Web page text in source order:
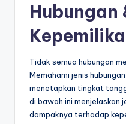
Hubungan
Tidak semua hubungan
Memahami jenis
menetapkan tingkat
di bawah ini menjelaskan
dampaknya terhadap